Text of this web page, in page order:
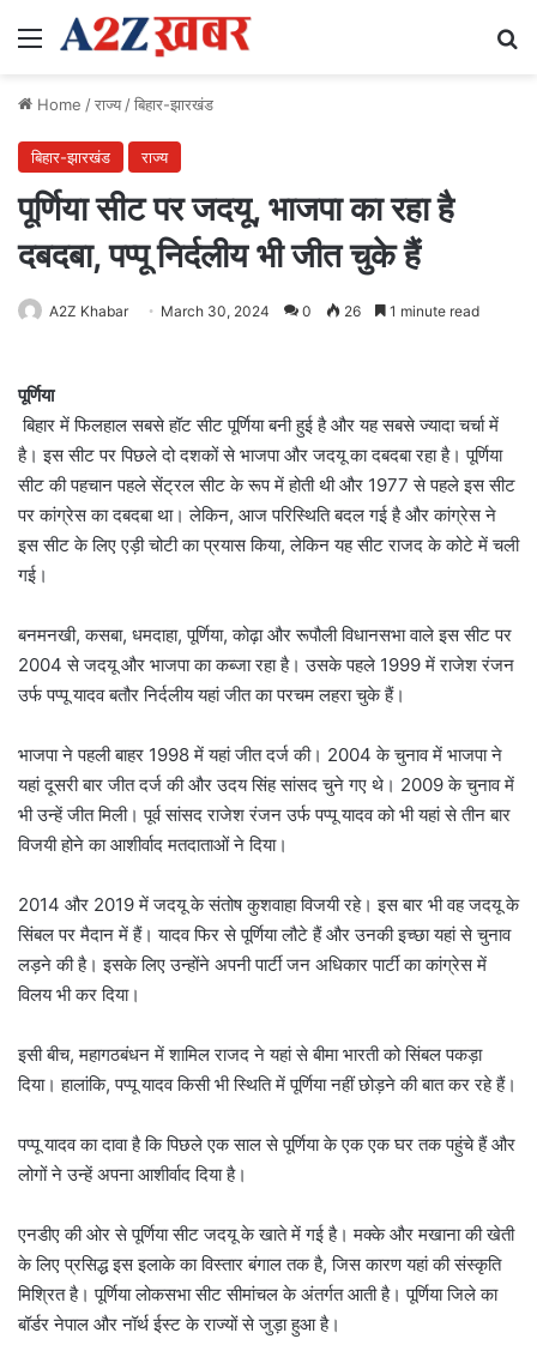
Menu
Home /राज्य/बिहार-झारखंड
बिहार-झारखंड राज्य
पूर्णिया सीट पर जदयू, भाजपा का रहा है
दबदबा, पप्पू निर्दलीय भी जीत चुके हैं
A2Z Khabar March 30, 2024 0 26 1 minute read
पूर्णिया
बिहार में फिलहाल सबसे हॉट सीट पूर्णिया बनी हुई है और यह सबसे ज्यादा चर्चा में
है। इस सीट पर पिछले दो दशकों से भाजपा और जदयू का दबदबा रहा है। पूर्णिया
सीट की पहचान पहले सेंट्रल सीट के रूप में होती थी और 1977 से पहले इस सीट
पर कांग्रेस का दबदबा था। लेकिन, आज परिस्थिति बदल गई है और कांग्रेस ने
इस सीट के लिए एड़ी चोटी का प्रयास किया, लेकिन यह सीट राजद के कोटे में चली
गई।
बनमनखी, कसबा, धमदाहा, पूर्णिया, कोढ़ा और रूपौली विधानसभा वाले इस सीट पर
2004 से जदयू और भाजपा का कब्जा रहा है। उसके पहले 1999 में राजेश रंजन
उर्फ पप्पू यादव बतौर निर्दलीय यहां जीत का परचम लहरा चुके हैं।
भाजपा ने पहली बाहर 1998 में यहां जीत दर्ज की। 2004 के चुनाव में भाजपा ने
यहां दूसरी बार जीत दर्ज की और उदय सिंह सांसद चुने गए थे। 2009 के चुनाव में
भी उन्हें जीत मिली। पूर्व सांसद राजेश रंजन उर्फ पप्पू यादव को भी यहां से तीन बार
विजयी होने का आशीर्वाद मतदाताओं ने दिया।
2014 और 2019 में जदयू के संतोष कुशवाहा विजयी रहे। इस बार भी वह जदयू के
सिंबल पर मैदान में हैं। यादव फिर से पूर्णिया लौटे हैं और उनकी इच्छा यहां से चुनाव
लड़ने की है। इसके लिए उन्होंने अपनी पार्टी जन अधिकार पार्टी का कांग्रेस में
विलय भी कर दिया।
इसी बीच, महागठबंधन में शामिल राजद ने यहां से बीमा भारती को सिंबल पकड़ा
दिया। हालांकि, पप्पू यादव किसी भी स्थिति में पूर्णिया नहीं छोड़ने की बात कर रहे हैं।
पप्पू यादव का दावा है कि पिछले एक साल से पूर्णिया के एक एक घर तक पहुंचे हैं और
लोगों ने उन्हें अपना आशीर्वाद दिया है।
एनडीए की ओर से पूर्णिया सीट जदयू के खाते में गई है। मक्के और मखाना की खेती
के लिए प्रसिद्ध इस इलाके का विस्तार बंगाल तक है, जिस कारण यहां की संस्कृति
मिश्रित है। पूर्णिया लोकसभा सीट सीमांचल के अंतर्गत आती है। पूर्णिया जिले का
बॉर्डर नेपाल और नॉर्थ ईस्ट के राज्यों से जुड़ा हुआ है।